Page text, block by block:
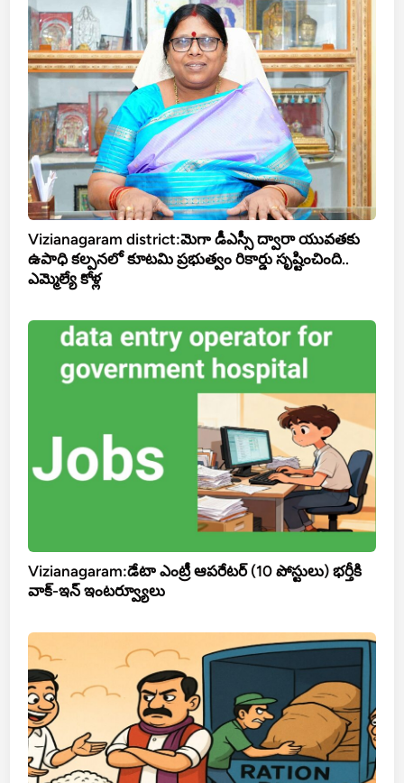
Vizianagaram district:మెగా డీఎస్సీ ద్వారా యువతకు
ఉపాధి కల్పనలో కూటమి ప్రభుత్వం రికార్డు సృష్టించింది..
ఎమ్మెల్యే కోళ్ల
Vizianagaram:డేటా ఎంట్రీ ఆపరేటర్ (10 పోస్టులు) భర్తీకి
వాక్-ఇన్ ఇంటర్వ్యూలు